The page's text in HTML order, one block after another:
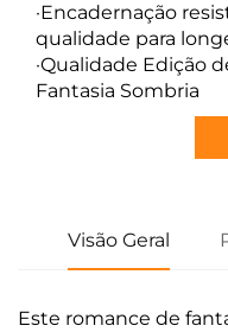
·Encadernação
qualidade para
·Qualidade Edição
Fantasia Sombria
Visão Geral
Este romance de